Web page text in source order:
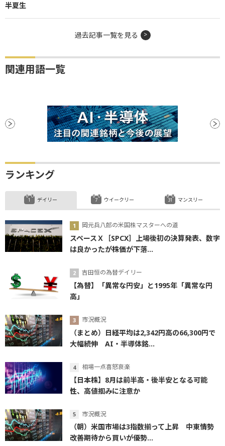
半夏生
過去記事一覧を見る
関連用語一覧
ランキング
デイリー
岡元兵八郎の米国株マスターへの道
スペースＸ［SPCX］上場後初の決算発表、数字
は良かったが株価が下落...
吉田恒の為替デイリー
【為替】「異常な円安」と1995年「異常な円
高」
市況概況
（まとめ）日経平均は2,342円高の66,300円で
大幅続伸 AI・半導体銘...
相場一点喜怒哀楽
【日本株】8月は前半高・後半安となる可能
性、高値掴みに注意か
市況概況
（朝）米国市場は3指数揃って上昇 中東情勢
改善期待から買いが優勢...
ウイークリー マンスリー